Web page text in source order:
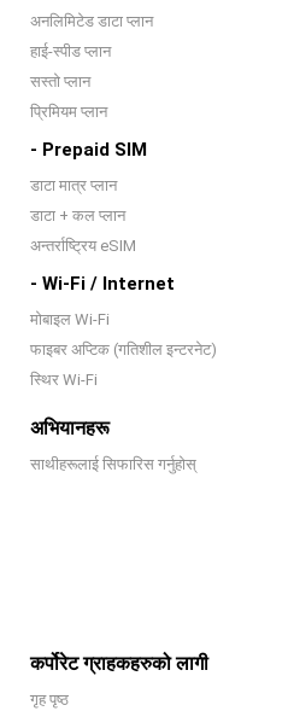
अनलिमिटेड डाटा प्लान
हाई-स्पीड प्लान
सस्तो प्लान
प्रिमियम प्लान
- Prepaid SIM
डाटा मात्र प्लान
डाटा + कल प्लान
अन्तर्राष्ट्रिय eSIM
- Wi-Fi / Internet
मोबाइल Wi-Fi
फाइबर अप्टिक (गतिशील इन्टरनेट)
स्थिर Wi-Fi
अभियानहरू
साथीहरूलाई सिफारिस गर्नुहोस्
कर्पोरेट ग्राहकहरुको लागी
गृह पृष्ठ